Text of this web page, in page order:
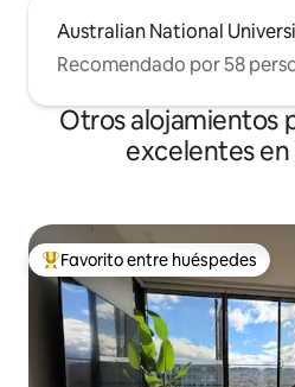
Australian National
Recomendado por 58
Otros alojamientos
excelentes
Favorito entre huéspedes
Favorito entre huéspedes